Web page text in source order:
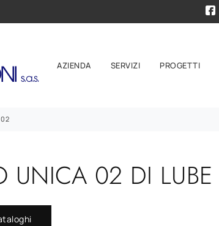
AZIENDA SERVIZI PROGETTI
02 DI LUBE